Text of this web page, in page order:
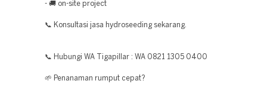
- 🚚 on-site project
📞 Konsultasi jasa hydroseeding sekarang.
📞 Hubungi WA Tigapillar : WA 0821 1305 0400
🌱 Penanaman rumput cepat?